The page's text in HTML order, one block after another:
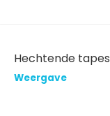
Hechtende tapes
Weergave